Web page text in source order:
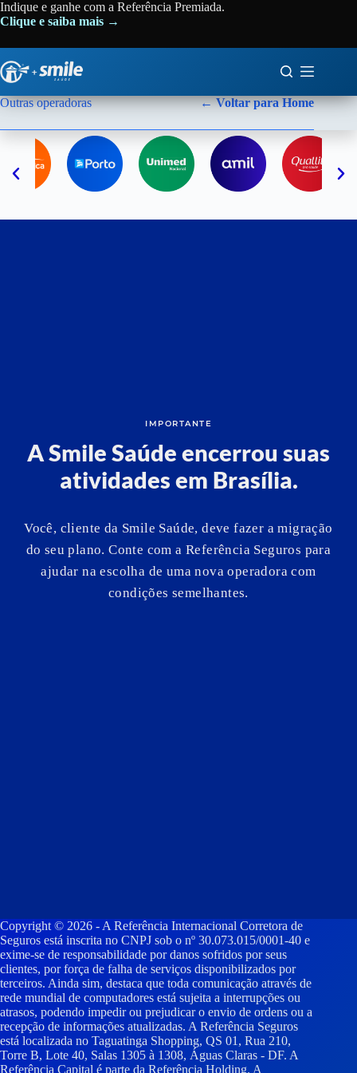
Indique e ganhe com a Referência Premiada.
Clique e saiba mais →
Outras operadoras ← Voltar para Home
IMPORTANTE
A Smile Saúde encerrou suas
atividades em Brasília.
Você, cliente da Smile Saúde, deve fazer a migração
do seu plano. Conte com a Referência Seguros para
ajudar na escolha de uma nova operadora com
condições semelhantes.
Copyright © 2026 - A Referência Internacional Corretora de
Seguros está inscrita no CNPJ sob o nº 30.073.015/0001-40 e
exime-se de responsabilidade por danos sofridos por seus
clientes, por força de falha de serviços disponibilizados por
terceiros. Ainda sim, destaca que toda comunicação através de
rede mundial de computadores está sujeita a interrupções ou
atrasos, podendo impedir ou prejudicar o envio de ordens ou a
recepção de informações atualizadas. A Referência Seguros
está localizada no Taguatinga Shopping, QS 01, Rua 210,
Torre B, Lote 40, Salas 1305 à 1308, Águas Claras - DF. A
Referência Capital é parte da Referência Holding. A